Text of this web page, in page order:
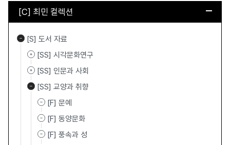
[C] 최민 컬렉션
[S] 도서 자료
[SS] 시각문화연구
[SS] 인문과 사회
[SS] 교양과 취향
[F] 문예
[F] 동양문화
[F] 풍속과 성